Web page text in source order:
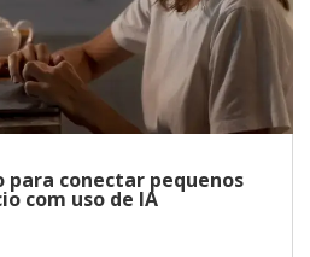
conectar pequenos
com uso de IA